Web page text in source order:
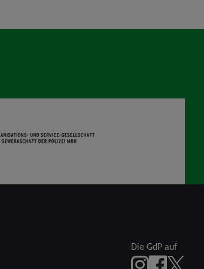
Die GdP auf
Instagram
Facebook
X